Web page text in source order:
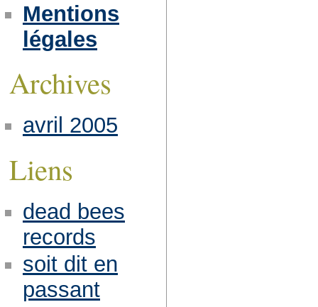
Mentions
légales
Archives
avril 2005
Liens
dead bees
records
soit dit en
passant